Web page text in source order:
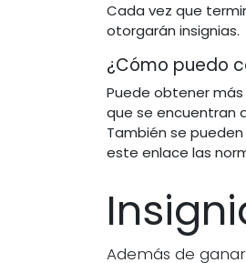
Cada vez que
otorgarán insignias.
¿Cómo puedo
Puede obtener
que se encuentran
También se
este enlace las
Además de